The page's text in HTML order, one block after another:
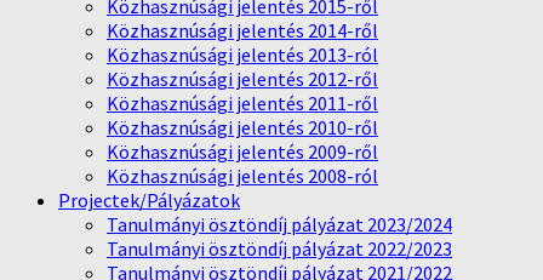
Közhasznúsági jelentés 2015-ről
Közhasznúsági jelentés 2014-ről
Közhasznúsági jelentés 2013-ról
Közhasznúsági jelentés 2012-ről
Közhasznúsági jelentés 2011-ről
Közhasznúsági jelentés 2010-ről
Közhasznúsági jelentés 2009-ről
Közhasznúsági jelentés 2008-ról
Projectek/Pályázatok
Tanulmányi ösztöndíj pályázat 2023/2024
Tanulmányi ösztöndíj pályázat 2022/2023
Tanulmányi ösztöndíj pályázat 2021/2022